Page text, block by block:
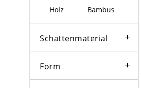
Holz Bambus
Schattenmaterial
Form